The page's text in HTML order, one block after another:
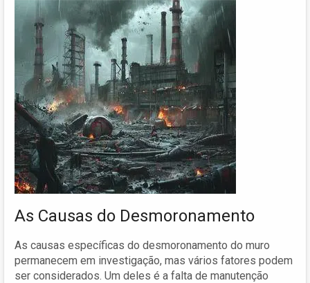
As Causas do Desmoronamento
As causas específicas do desmoronamento do muro
permanecem em investigação, mas vários fatores podem
ser considerados. Um deles é a falta de manutenção